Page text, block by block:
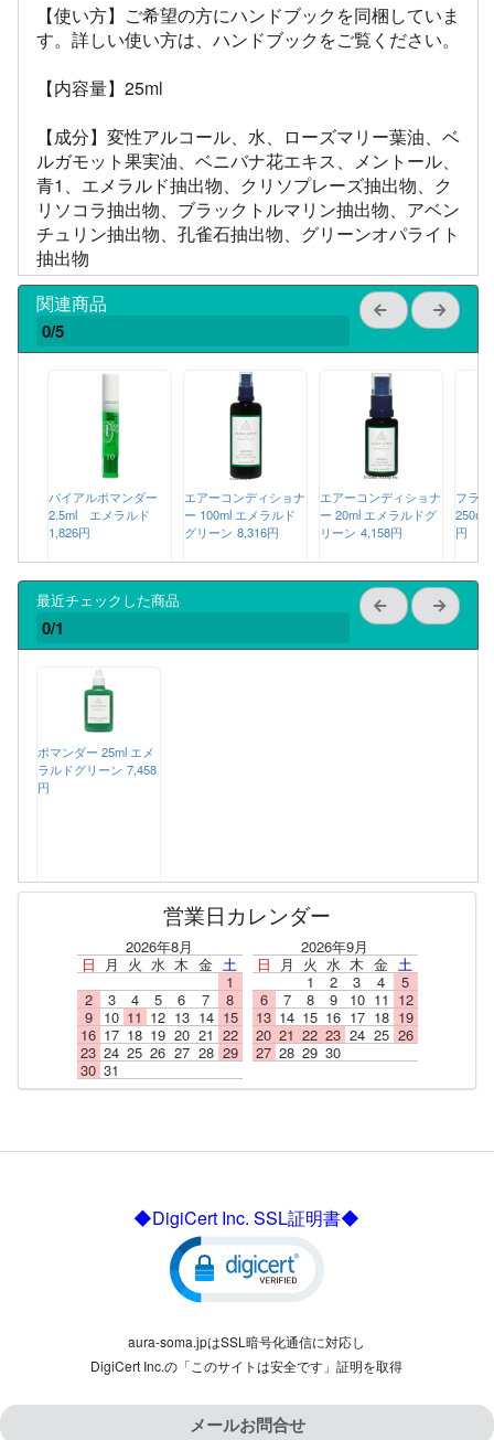
【使い方】ご希望の方にハンドブックを同梱していま
す。詳しい使い方は、ハンドブックをご覧ください。
【内容量】25ml
【成分】変性アルコール、水、ローズマリー葉油、ベ
ルガモット果実油、ベニバナ花エキス、メントール、
青1、エメラルド抽出物、クリソプレーズ抽出物、ク
リソコラ抽出物、ブラックトルマリン抽出物、アベン
チュリン抽出物、孔雀石抽出物、グリーンオパライト
抽出物
関連商品
0/5
バイアルポマンダー
2.5ml エメラルド
1,826円
エアーコンディショナ
ー 100ml エメラルド
グリーン 8,316円
エアーコンディショナ
ー 20ml エメラルドグ
リーン 4,158円
フラ
250ml
円
最近チェックした商品
0/1
ポマンダー 25ml エメ
ラルドグリーン 7,458
円
営業日カレンダー
2026年8月
日
月 火 水 木 金 土
1
2
3 4 5 6 7
8
9
10 11 12 13 14 15
16 17 18 19 20 21 22
23 24 25 26 27 28 29
30 31
2026年9月
日
月 火 水 木 金 土
1
2 3 4
5
6
7 8 9 10 11 12
13 14 15 16 17 18 19
20 21 22 23 24 25 26
27 28 29 30
◆DigiCert Inc. SSL証明書◆
aura-soma.jpはSSL暗号化通信に対応し
DigiCert Inc.の「このサイトは安全です」証明を取得
メールお問合せ